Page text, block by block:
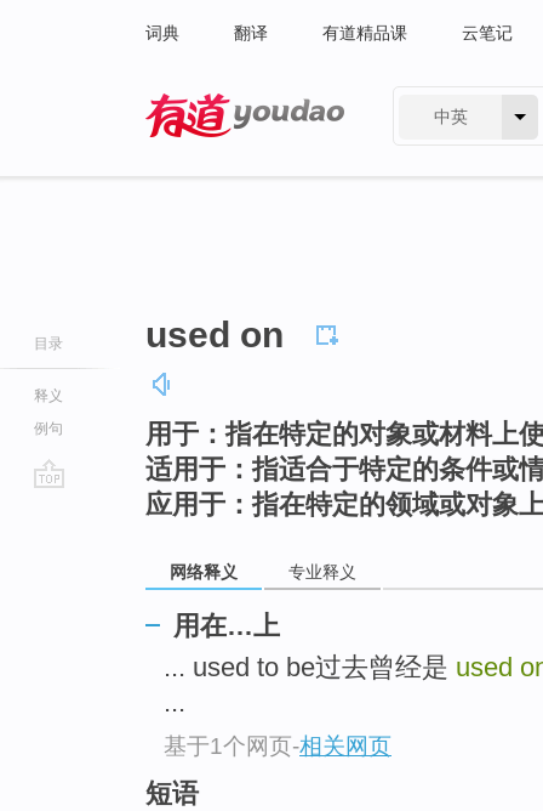
词典 翻译 有道精品课 云笔记
中英
目录
释义
例句
used on
用于：指在特定的对象或材料上
适用于：指适合于特定的条件或
应用于：指在特定的领域或对象
网络释义 专业释义
用在…上
... used to be过去曾经是 used
...
基于1个网页-相关网页
短语